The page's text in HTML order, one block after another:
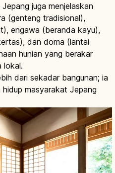
juga menjelaskan
(genteng tradisional),
engawa (beranda kayu),
dan doma (lantai
hunian yang berakar
lokal.
dari sekadar bangunan; ia
masyarakat Jepang